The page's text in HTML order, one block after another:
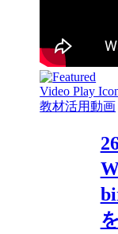
教材活用動画